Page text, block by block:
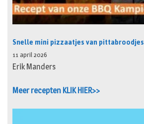
Snelle mini pizzaatjes van pittabroodjes
11 april 2026
Erik Manders
Meer recepten KLIK HIER>>